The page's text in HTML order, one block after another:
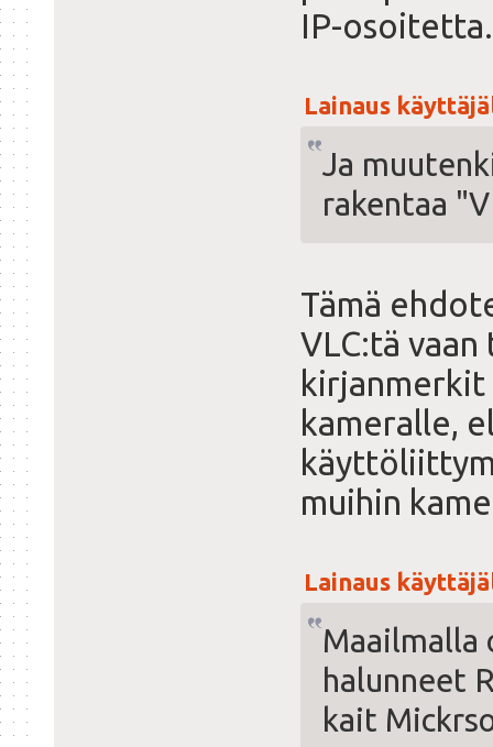
IP-osoitetta.
Lainaus
Ja
rakentaa
Tämä
VLC:tä
kameralle,
muihin
Lainaus
Maailmalla
halunneet
kait